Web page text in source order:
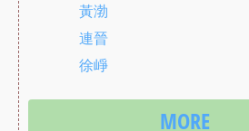
黃渤
連晉
徐崢
MORE